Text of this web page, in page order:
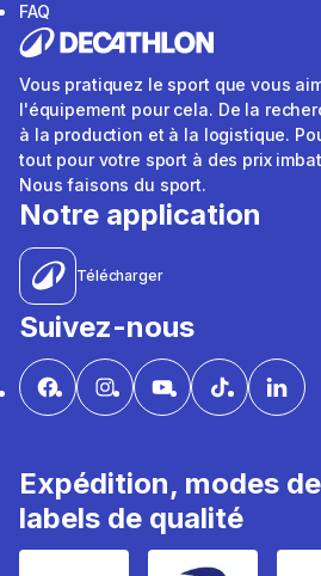
FAQ
Vous pratiquez le sport que vous
l'équipement pour cela. De la
à la production et à la logistique.
tout pour votre sport à des prix
Nous faisons du sport.
Notre application
Télécharger
Suivez-nous
Expédition, modes
labels de qualité